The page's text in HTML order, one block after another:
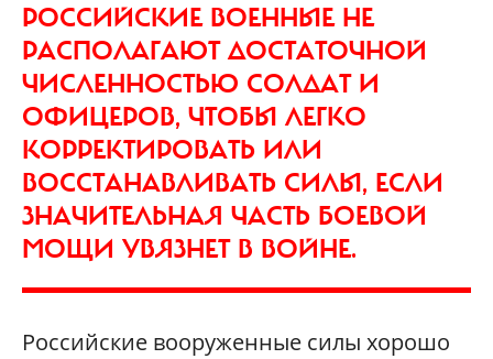
РОССИЙСКИЕ ВОЕННЫЕ НЕ
РАСПОЛАГАЮТ ДОСТАТОЧНОЙ
ЧИСЛЕННОСТЬЮ СОЛДАТ И
ОФИЦЕРОВ, ЧТОБЫ ЛЕГКО
КОРРЕКТИРОВАТЬ ИЛИ
ВОССТАНАВЛИВАТЬ СИЛЫ, ЕСЛИ
ЗНАЧИТЕЛЬНАЯ ЧАСТЬ БОЕВОЙ
МОЩИ УВЯЗНЕТ В ВОЙНЕ.
Российские вооруженные силы хорошо